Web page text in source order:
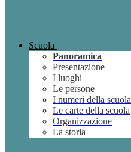
Scuola
Panoramica
Presentazione
I luoghi
Le persone
I numeri della scuola
Le carte della scuola
Organizzazione
La storia